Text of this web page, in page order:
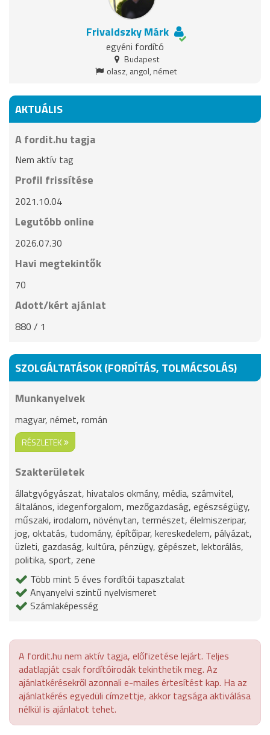
Frivaldszky Márk
egyéni fordító
Budapest
olasz, angol, német
AKTUÁLIS
A fordit.hu tagja
Nem aktív tag
Profil frissítése
2021.10.04
Legutóbb online
2026.07.30
Havi megtekintők
70
Adott/kért ajánlat
880 / 1
SZOLGÁLTATÁSOK (FORDÍTÁS, TOLMÁCSOLÁS)
Munkanyelvek
magyar, német, román
RÉSZLETEK
Szakterületek
állatgyógyászat, hivatalos okmány, média, számvitel,
általános, idegenforgalom, mezőgazdaság, egészségügy,
műszaki, irodalom, növénytan, természet, élelmiszeripar,
jog, oktatás, tudomány, építőipar, kereskedelem, pályázat,
üzleti, gazdaság, kultúra, pénzügy, gépészet, lektorálás,
politika, sport, zene
Több mint 5 éves fordítói tapasztalat
Anyanyelvi szintű nyelvismeret
Számlaképesség
A fordit.hu nem aktív tagja, előfizetése lejárt. Teljes
adatlapját csak fordítóirodák tekinthetik meg. Az
ajánlatkérésekről azonnali e-mailes értesítést kap. Ha az
ajánlatkérés egyedüli címzettje, akkor tagsága aktiválása
nélkül is ajánlatot tehet.